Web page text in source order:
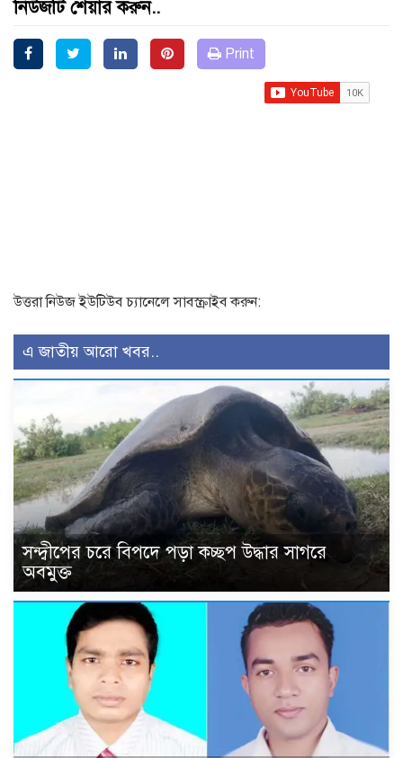
নিউজটি শেয়ার করুন..
Print
উত্তরা নিউজ ইউটিউব চ্যানেলে সাবস্ক্রাইব করুন:
এ জাতীয় আরো খবর..
সন্দ্বীপের চরে বিপদে পড়া কচ্ছপ উদ্ধার সাগরে
অবমুক্ত